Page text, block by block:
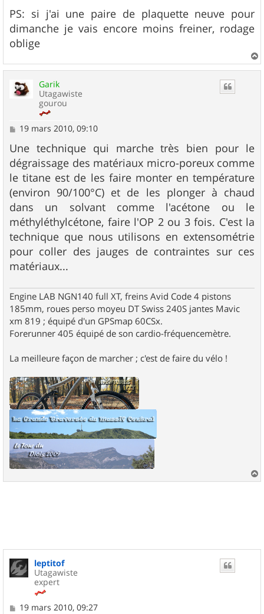
PS: si j'ai une paire de plaquette neuve pour
dimanche je vais encore moins freiner, rodage
oblige
a
Garik
Utagawiste
gourou
M
s
s
a
g
e
19 mars 2010, 09:10
Une technique qui marche très bien pour le
dégraissage des matériaux micro-poreux comme
le titane est de les faire monter en température
(environ 90/100°C) et de les plonger à chaud
dans un solvant comme l'acétone ou le
méthyléthylcétone, faire l'OP 2 ou 3 fois. C'est la
technique que nous utilisons en extensométrie
pour coller des jauges de contraintes sur ces
matériaux...
Engine LAB NGN140 full XT, freins Avid Code 4 pistons
185mm, roues perso moyeu DT Swiss 240S jantes Mavic
xm 819 ; équipé d'un GPSmap 60CSx.
Forerunner 405 équipé de son cardio-fréquencemètre.
La meilleure façon de marcher ; c'est de faire du vélo !
a
leptitof
Utagawiste
expert
M19 mars 2010, 09:27